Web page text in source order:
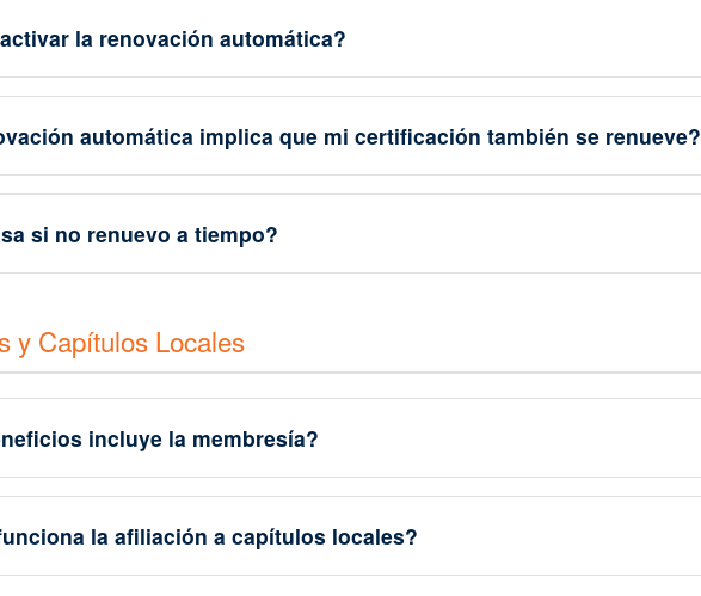
la renovación automática?
automática implica que mi certificación también se renueve?
si no renuevo a tiempo?
y Capítulos Locales
incluye la membresía?
la afiliación a capítulos locales?